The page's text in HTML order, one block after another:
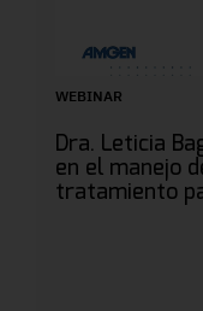
WEBINAR
Dra. Leticia
en el manejo
tratamiento